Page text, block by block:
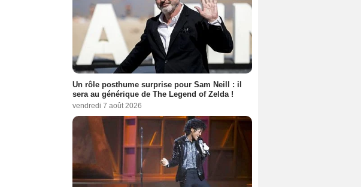
Un rôle posthume surprise pour Sam Neill : il
sera au générique de The Legend of Zelda !
vendredi 7 août 2026